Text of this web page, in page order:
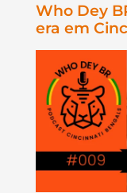
Who Dey
era em